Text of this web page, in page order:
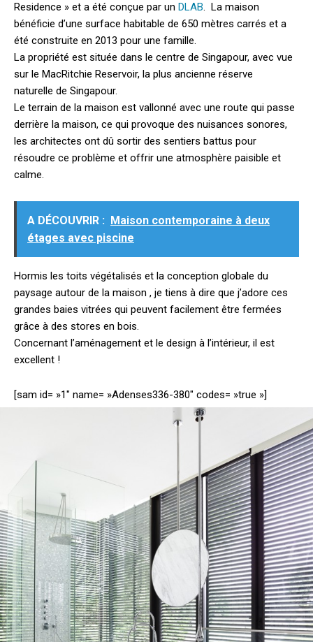
Residence » et a été conçue par un DLAB. La maison
bénéficie d’une surface habitable de 650 mètres carrés et a
été construite en 2013 pour une famille.
La propriété est située dans le centre de Singapour, avec vue
sur le MacRitchie Reservoir, la plus ancienne réserve
naturelle de Singapour.
Le terrain de la maison est vallonné avec une route qui passe
derrière la maison, ce qui provoque des nuisances sonores,
les architectes ont dû sortir des sentiers battus pour
résoudre ce problème et offrir une atmosphère paisible et
calme.
A DÉCOUVRIR :
Maison contemporaine à deux
étages avec piscine
Hormis les toits végétalisés et la conception globale du
paysage autour de la maison , je tiens à dire que j’adore ces
grandes baies vitrées qui peuvent facilement être fermées
grâce à des stores en bois.
Concernant l’aménagement et le design à l’intérieur, il est
excellent !
[sam id= »1″ name= »Adenses336-380″ codes= »true »]